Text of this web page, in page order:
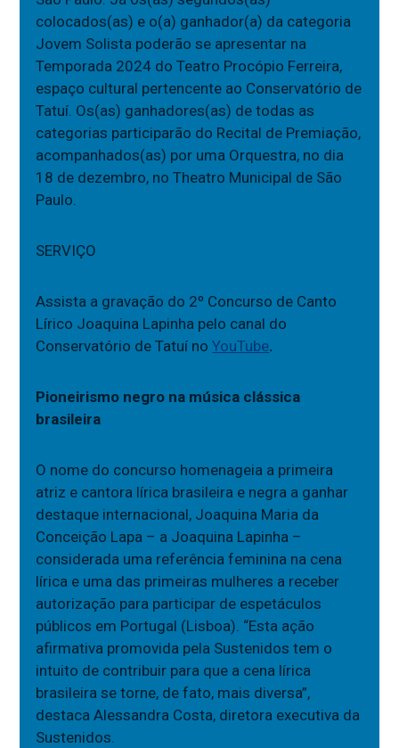
colocados(as) e o(a) ganhador(a) da categoria
Jovem Solista poderão se apresentar na
Temporada 2024 do Teatro Procópio Ferreira,
espaço cultural pertencente ao Conservatório de
Tatuí. Os(as) ganhadores(as) de todas as
categorias participarão do Recital de Premiação,
acompanhados(as) por uma Orquestra, no dia
18 de dezembro, no Theatro Municipal de São
Paulo.
SERVIÇO
Assista a gravação do 2º Concurso de Canto
Lírico Joaquina Lapinha pelo canal do
Conservatório de Tatuí no YouTube.
Pioneirismo negro na música clássica
brasileira
O nome do concurso homenageia a primeira
atriz e cantora lírica brasileira e negra a ganhar
destaque internacional, Joaquina Maria da
Conceição Lapa – a Joaquina Lapinha –
considerada uma referência feminina na cena
lírica e uma das primeiras mulheres a receber
autorização para participar de espetáculos
públicos em Portugal (Lisboa). “Esta ação
afirmativa promovida pela Sustenidos tem o
intuito de contribuir para que a cena lírica
brasileira se torne, de fato, mais diversa”,
destaca Alessandra Costa, diretora executiva da
Sustenidos.